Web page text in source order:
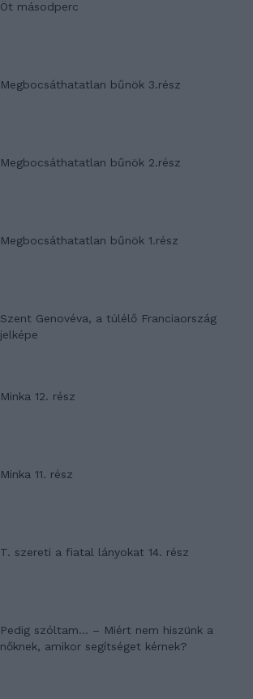
Öt másodperc
Megbocsáthatatlan bűnök 3.rész
Megbocsáthatatlan bűnök 2.rész
Megbocsáthatatlan bűnök 1.rész
Szent Genovéva, a túlélő Franciaország
jelképe
Minka 12. rész
Minka 11. rész
T. szereti a fiatal lányokat 14. rész
Pedig szóltam… – Miért nem hiszünk a
nőknek, amikor segítséget kérnek?